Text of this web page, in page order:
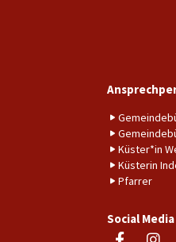
Küster*in
Küsterin
Pfarrer
Social Media